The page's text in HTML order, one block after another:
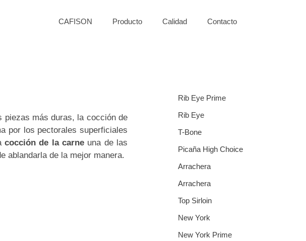
CAFISON Producto Calidad Contacto
piezas más duras, la cocción de
por los pectorales superficiales
cocción de la carneuna de las
ablandarla de la mejor manera.
Rib Eye Prime
Rib Eye
T-Bone
Picaña High Choice
Arrachera
Arrachera
Top Sirloin
New York
New York Prime